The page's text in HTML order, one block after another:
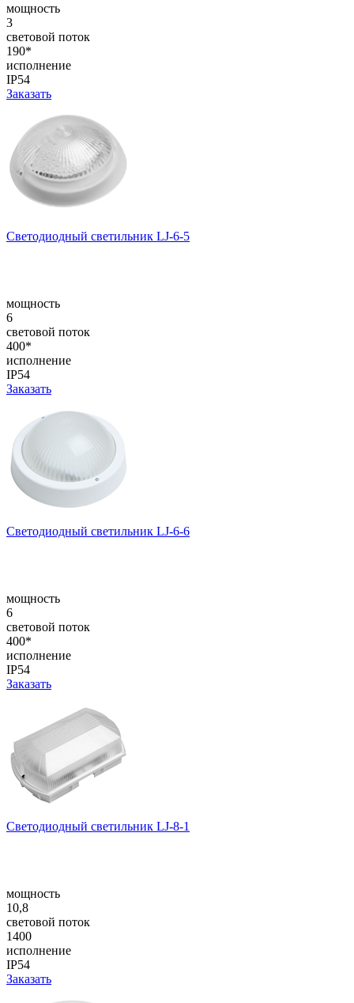
мощность
3
световой поток
190*
исполнение
IP54
Заказать
Светодиодный светильник LJ-6-5
мощность
6
световой поток
400*
исполнение
IP54
Заказать
Светодиодный светильник LJ-6-6
мощность
6
световой поток
400*
исполнение
IP54
Заказать
Светодиодный светильник LJ-8-1
мощность
10,8
световой поток
1400
исполнение
IP54
Заказать